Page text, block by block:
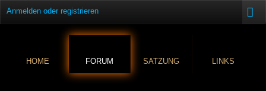
Anmelden oder registrieren
HOME FORUM SATZUNG LINKS